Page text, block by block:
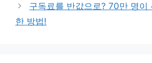
구독료를 반값으로? 70만 명이
한 방법!